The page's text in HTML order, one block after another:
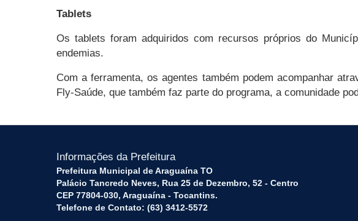
Tablets
Os tablets foram adquiridos com recursos próprios do
endemias.
Com a ferramenta, os agentes também podem acompanhar
Fly-Saúde, que também faz parte do programa, a comunidade
Informações da Prefeitura
Prefeitura Municipal de Araguaína TO
Palácio Tancredo Neves, Rua 25 de Dezembro, 52 - Centro
CEP 77804-030, Araguaína - Tocantins.
Telefone de Contato: (63) 3412-5572